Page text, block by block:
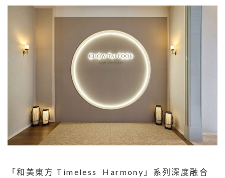
「和美東方 Timeless Harmony」系列深度融合